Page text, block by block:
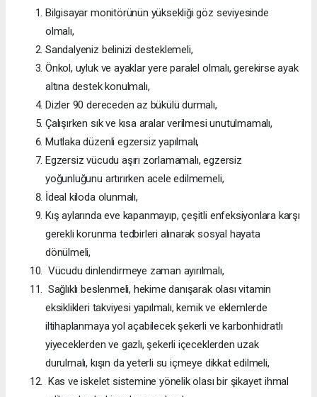
Bilgisayar monitörünün yüksekliği göz seviyesinde
olmalı,
Sandalyeniz belinizi desteklemeli,
Önkol, uyluk ve ayaklar yere paralel olmalı, gerekirse ayak
altına destek konulmalı,
Dizler 90 dereceden az bükülü durmalı,
Çalışırken sık ve kısa aralar verilmesi unutulmamalı,
Mutlaka düzenli egzersiz yapılmalı,
Egzersiz vücudu aşırı zorlamamalı, egzersiz
yoğunluğunu artırırken acele edilmemeli,
İdeal kiloda olunmalı,
Kış aylarında eve kapanmayıp, çeşitli enfeksiyonlara karşı
gerekli korunma tedbirleri alınarak sosyal hayata
dönülmeli,
Vücudu dinlendirmeye zaman ayırılmalı,
Sağlıklı beslenmeli, hekime danışarak olası vitamin
eksiklikleri takviyesi yapılmalı, kemik ve eklemlerde
iltihaplanmaya yol açabilecek şekerli ve karbonhidratlı
yiyeceklerden ve gazlı, şekerli içeceklerden uzak
durulmalı, kışın da yeterli su içmeye dikkat edilmeli,
Kas ve iskelet sistemine yönelik olası bir şikayet ihmal